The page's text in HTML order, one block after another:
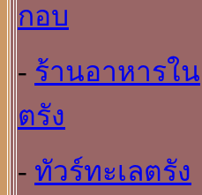
กอบ
- ร้านอาหารใน
ตรัง
- ทัวร์ทะเลตรัง